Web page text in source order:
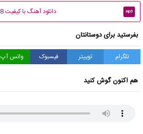
mp3 دانلود آهنگ با کیفیت 128
بفرستید برای دوستانتان
تلگرام توییتر فیسبوک واتس آپ
هم اکنون گوش کنید